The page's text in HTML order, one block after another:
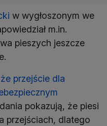
w wygłoszonym we
m.in.
pieszych jeszcze
przejście dla
pokazują, że piesi
przejściach, dlatego